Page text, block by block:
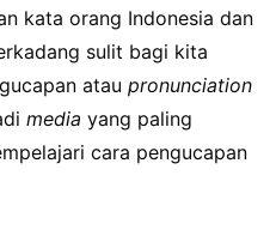
kata orang Indonesia dan
sulit bagi kita
atau pronunciation
media yang paling
cara pengucapan